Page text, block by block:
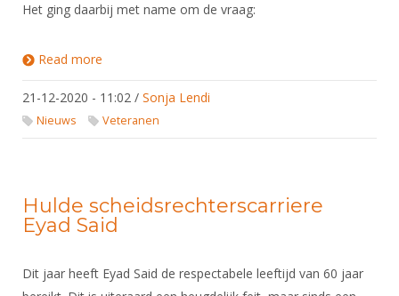
Het ging daarbij met name om de vraag:
Read more
21-12-2020 - 11:02 / Sonja Lendi
Nieuws Veteranen
Hulde scheidsrechterscarriere
Eyad Said
Dit jaar heeft Eyad Said de respectabele leeftijd van 60 jaar